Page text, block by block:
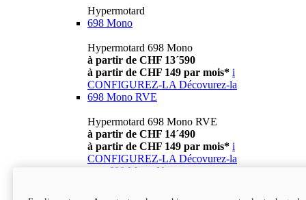
Hypermotard
698 Mono
Hypermotard 698 Mono
à partir de CHF 13´590
à partir de CHF 149 par mois* i
CONFIGUREZ-LA Décovurez-la
698 Mono RVE
Hypermotard 698 Mono RVE
à partir de CHF 14´490
à partir de CHF 149 par mois* i
CONFIGUREZ-LA Décovurez-la
698 Mono Nera
Hypermotard 698 Mono Nera